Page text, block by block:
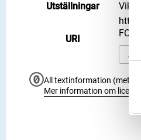
Utställningar
URI
All textinformation
Mer information om